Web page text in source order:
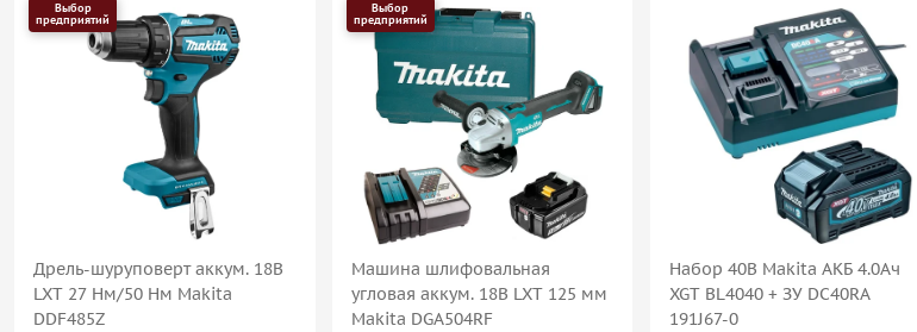
Выбор
предприятий
Дрель-шуруповерт аккум. 18В
LXT 27 Нм/50 Нм Makita
DDF485Z
Выбор
предприятий
Машина шлифовальная
угловая аккум. 18В LXT 125 мм
Makita DGA504RF
Набор 40В Makita АКБ 4.0Ач
XGT BL4040 + ЗУ DC40RA
191J67-0